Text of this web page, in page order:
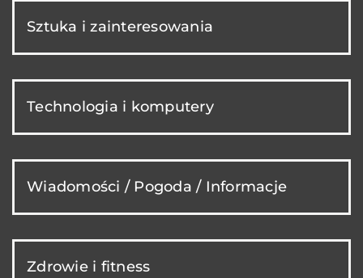
Sztuka i zainteresowania
Technologia i komputery
Wiadomości / Pogoda / Informacje
Zdrowie i fitness